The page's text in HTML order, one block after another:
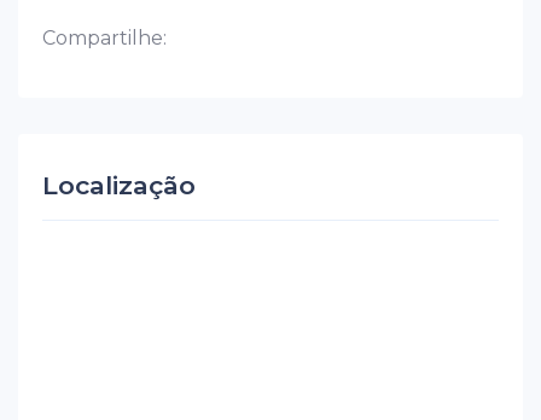
Compartilhe:
Localização